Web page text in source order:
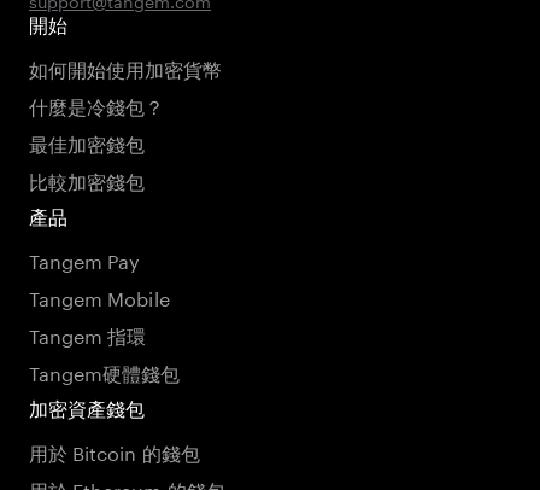
開始
如何開始使用加密貨幣
什麼是冷錢包？
最佳加密錢包
比較加密錢包
產品
Tangem Pay
Tangem Mobile
Tangem 指環
Tangem硬體錢包
加密資產錢包
用於 Bitcoin 的錢包